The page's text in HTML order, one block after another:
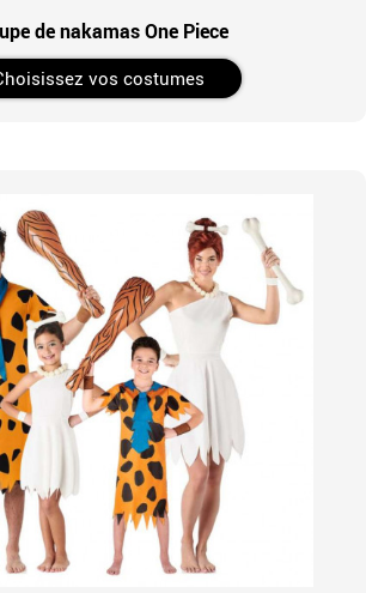
de nakamas One Piece
vos costumes